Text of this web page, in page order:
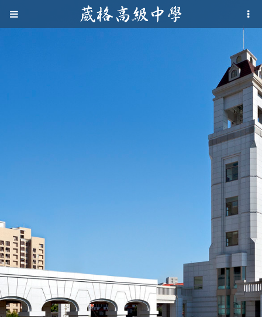
Jump to navigation
葳
格
國
際．
國
際
葳
格。